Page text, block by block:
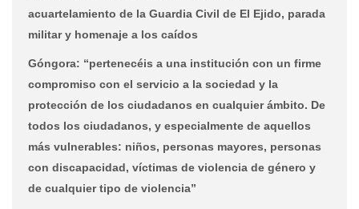
acuartelamiento de la Guardia Civil de El Ejido, parada
militar y homenaje a los caídos
Góngora: “pertenecéis a una institución con un firme
compromiso con el servicio a la sociedad y la
protección de los ciudadanos en cualquierámbito. De
todos los ciudadanos, y especialmente de aquellos
más vulnerables: niños, personas mayores, personas
con discapacidad, víctimas de violencia de género y
de cualquier tipo de violencia”